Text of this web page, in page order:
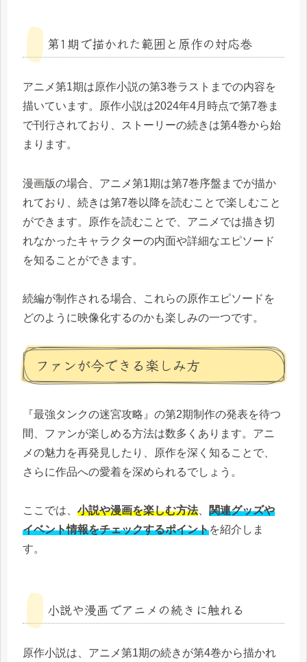
第1期で描かれた範囲と原作の対応巻
アニメ第1期は原作小説の第3巻ラストまでの内容を
描いています。原作小説は2024年4月時点で第7巻ま
で刊行されており、ストーリーの続きは第4巻から始
まります。
漫画版の場合、アニメ第1期は第7巻序盤までが描か
れており、続きは第7巻以降を読むことで楽しむこと
ができます。原作を読むことで、アニメでは描き切
れなかったキャラクターの内面や詳細なエピソード
を知ることができます。
続編が制作される場合、これらの原作エピソードを
どのように映像化するのかも楽しみの一つです。
ファンが今できる楽しみ方
『最強タンクの迷宮攻略』の第2期制作の発表を待つ
間、ファンが楽しめる方法は数多くあります。アニ
メの魅力を再発見したり、原作を深く知ることで、
さらに作品への愛着を深められるでしょう。
ここでは、 小説や漫画を楽しむ方法、 関連グッズや
イベント情報をチェックするポイントを紹介しま
す。
小説や漫画でアニメの続きに触れる
原作小説は、アニメ第1期の続きが第4巻から描かれ